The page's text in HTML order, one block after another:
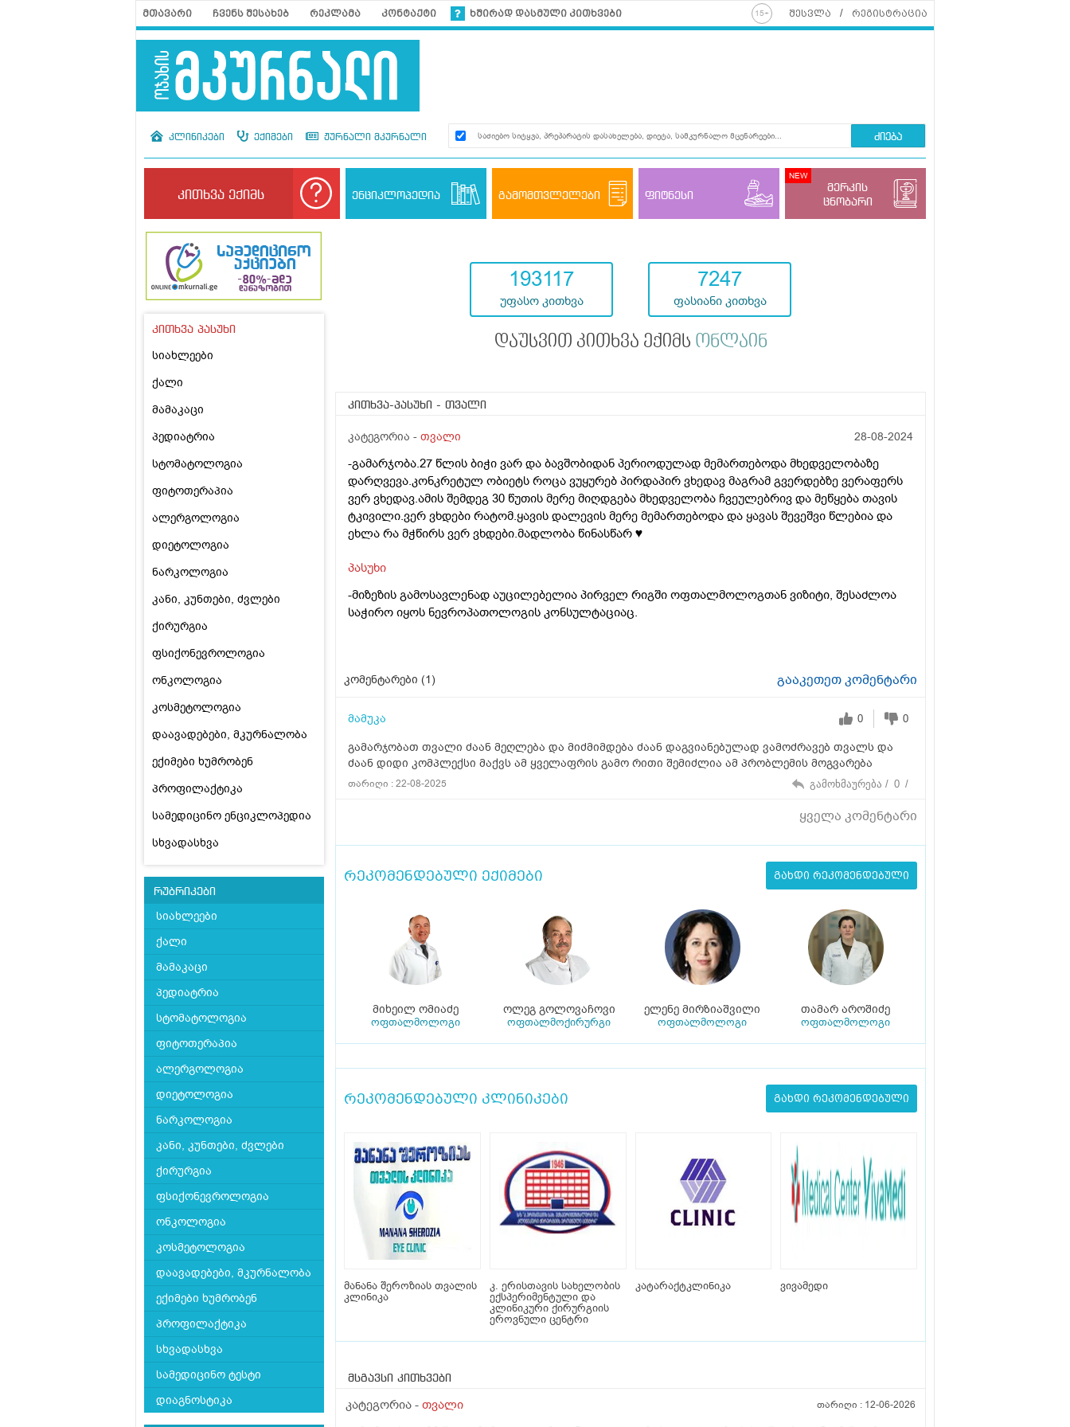
მთავარი ჩვენს შესახებ რეკლამა კონტაქტი ხშირად დასმული კითხვები შესვლა რეგისტრაცია
კლინიკები ექიმები ჟურნალი მკურნალი ძიება
კითხვა ექიმს ენციკლოპედია გამომთვლელები ფიტნესი
მერკის
ცნობარი
კითხვა პასუხი
სიახლეები
ქალი
მამაკაცი
პედიატრია
სტომატოლოგია
ფიტოთერაპია
ალერგოლოგია
დიეტოლოგია
ნარკოლოგია
კანი, კუნთები, ძვლები
ქირურგია
ფსიქონევროლოგია
ონკოლოგია
კოსმეტოლოგია
დაავადებები, მკურნალობა
ექიმები ხუმრობენ
პროფილაქტიკა
სამედიცინო ენციკლოპედია
სხვადასხვა
რუბრიკები
სიახლეები
ქალი
მამაკაცი
პედიატრია
სტომატოლოგია
ფიტოთერაპია
ალერგოლოგია
დიეტოლოგია
ნარკოლოგია
კანი, კუნთები, ძვლები
ქირურგია
ფსიქონევროლოგია
ონკოლოგია
კოსმეტოლოგია
დაავადებები, მკურნალობა
ექიმები ხუმრობენ
პროფილაქტიკა
სხვადასხვა
სამედიცინო ტესტი
დიაგნოსტიკა
193117
უფასო კითხვა
7247
ფასიანი კითხვა
დაუსვით კითხვა ექიმს ონლაინ
კითხვა-პასუხი - თვალი
კატეგორია - თვალი 28-08-2024
-გამარჯობა.27 წლის ბიჭი ვარ და ბავშობიდან პერიოდულად მემართებოდა მხედველობაზე
დარღვევა.კონკრეტულ ობიეტს როცა ვუყურებ პირდაპირ ვხედავ მაგრამ გვერდებზე ვერაფერს
ვერ ვხედავ.ამის შემდეგ 30 წუთის მერე მიღდგება მხედველობა ჩვეულებრივ და მეწყება თავის
ტკივილი.ვერ ვხდები რატომ.ყავის დალევის მერე მემართებოდა და ყავას შევეშვი წლებია და
ეხლა რა მჭწირს ვერ ვხდები.მადლობა წინასწარ ♥️
პასუხი
-მიზეზის გამოსავლენად აუცილებელია პირველ რიგში ოფთალმოლოგთან ვიზიტი, შესაძლოა
საჭირო იყოს ნევროპათოლოგის კონსულტაციაც.
კომენტარები (1) გააკეთეთ კომენტარი
მამუკა 0 0
გამარჯობათ თვალი ძაან მეღლება და მიძმიმდება ძაან დაგვიანებულად ვამოძრავებ თვალს და
ძაან დიდი კომპლექსი მაქვს ამ ყველაფრის გამო რითი შემიძლია ამ პრობლემის მოგვარება
თარიღი : 22-08-2025 გამოხმაურება / 0 /
ყველა კომენტარი
რეკომენდებული ექიმები გახდი რეკომენდებული
მიხეილ ომიაძე
ოფთალმოლოგი
ოლეგ გოლოვაჩოვი
ოფთალმოქირურგი
ელენე მირზიაშვილი
ოფთალმოლოგი
თამარ აროშიძე
ოფთალმოლოგი
რეკომენდებული კლინიკები გახდი რეკომენდებული
მანანა შეროზიას თვალის
კლინიკა
კ. ერისთავის სახელობის
ექსპერიმენტული და
კლინიკური ქირურგიის
ეროვნული ცენტრი
კატარაქტკლინიკა ვივამედი
მსგავსი კითხვები
კატეგორია - თვალი თარიღი : 12-06-2026